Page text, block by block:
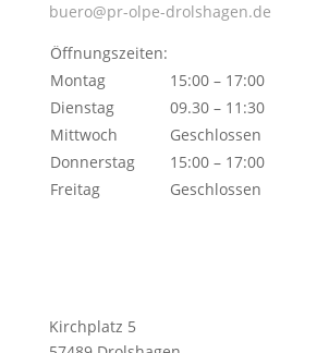
buero@pr-olpe-drolshagen.de
Öffnungszeiten:
Montag
15:00 – 17:00
Dienstag
09.30 – 11:30
Mittwoch
Geschlossen
Donnerstag
15:00 – 17:00
Freitag
Geschlossen
Kirchplatz 5